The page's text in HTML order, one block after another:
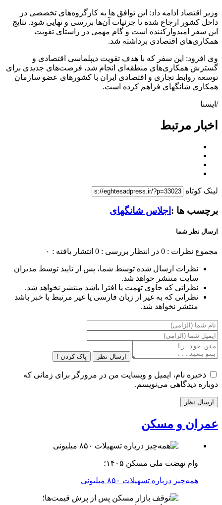
وزیر اقتصاد ادامه داد: این توافق ها به کارگروه‌های تخصصی در
داخل کشور ارجاع شده تا جزئیات آن‌ها بررسی و نهایی شود. نتایج
این سفر امیدوارکننده است و گام مهمی در راستای تقویت
همکاری‌های اقتصادی برداشته شد.
وی افزود: این سفر که با هدف تقویت دیپلماسی اقتصادی و
گسترش همکاری‌های منطقه‌ای انجام شد، فرصت‌های جدیدی برای
توسعه روابط تجاری و اقتصادی ایران با کشورهای عضو سازمان
همکاری شانگهای فراهم کرده است.
/ایسنا
اخبار مرتبط
لینک کوتاه
برچسب ها : اجلاس شانگهای
ارسال نظر شما
مجموع نظرات : 0 در انتظار بررسی : 0 انتشار یافته : ۰
نظرات ارسال شده توسط شما، پس از تایید توسط مدیران
سایت منتشر خواهد شد.
نظراتی که حاوی تهمت یا افترا باشد منتشر نخواهد شد.
نظراتی که به غیر از زبان فارسی یا غیر مرتبط با خبر باشد
منتشر نخواهد شد.
ارسال نظر پاک کردن !
ذخیره نام، ایمیل و وبسایت من در مرورگر برای زمانی که
دوباره دیدگاهی می‌نویسم.
عمران و مسکن
وام نهضت ملی مسکن ۱۴۰۵؛
همه‌چیز درباره تسهیلات ۸۵۰ میلیونی